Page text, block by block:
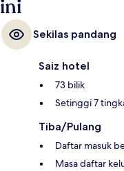
ini
Sekilas pandang
Saiz hotel
73 bilik
Setinggi 7
Tiba/Pulang
Daftar masuk
Masa daftar